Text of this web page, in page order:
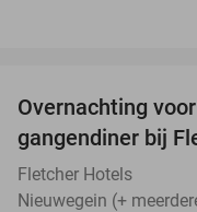
Overnachting
gangendiner bij
Fletcher Hotels
Nieuwegein (+